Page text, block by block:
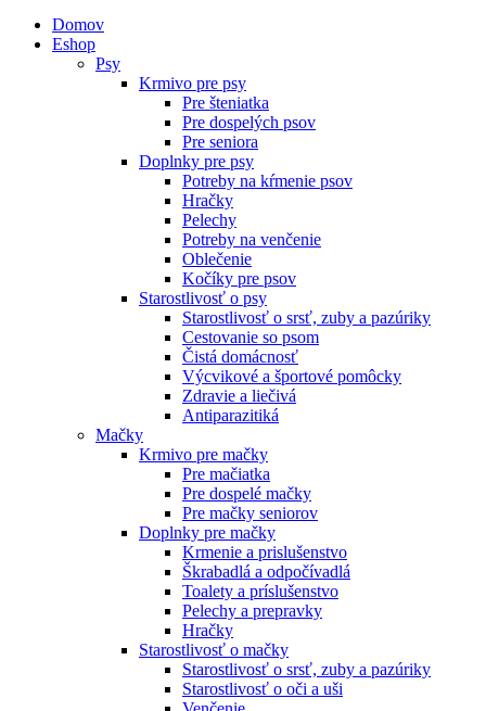
Domov
Eshop
Psy
Krmivo pre psy
Pre šteniatka
Pre dospelých psov
Pre seniora
Doplnky pre psy
Potreby na kŕmenie psov
Hračky
Pelechy
Potreby na venčenie
Oblečenie
Kočíky pre psov
Starostlivosť o psy
Starostlivosť o srsť, zuby a pazúriky
Cestovanie so psom
Čistá domácnosť
Výcvikové a športové pomôcky
Zdravie a liečivá
Antiparazitiká
Mačky
Krmivo pre mačky
Pre mačiatka
Pre dospelé mačky
Pre mačky seniorov
Doplnky pre mačky
Krmenie a prislušenstvo
Škrabadlá a odpočívadlá
Toalety а príslušenstvo
Pelechy a prepravky
Hračky
Starostlivosť o mačky
Starostlivosť o srsť, zuby a pazúriky
Starostlivosť o oči a uši